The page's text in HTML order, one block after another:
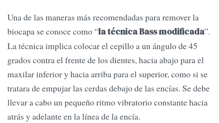
Una de las maneras más recomendadas para remover la
biocapa se conoce como “la técnica Bass modificada”.
La técnica implica colocar el cepillo a un ángulo de 45
grados contra el frente de los dientes, hacia abajo para el
maxilar inferior y hacia arriba para el superior, como si se
tratara de empujar las cerdas debajo de las encías. Se debe
llevar a cabo un pequeño ritmo vibratorio constante hacia
atrás y adelante en la línea de la encía.